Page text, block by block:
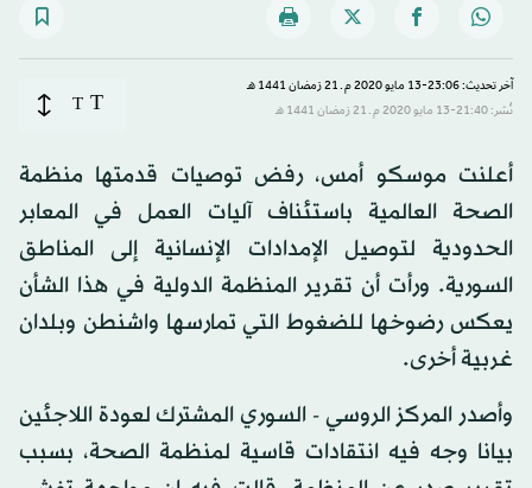
آخر تحديث: 23:06-13 مايو 2020 م ـ 21 رَمضان 1441 هـ
نُشر: 21:40-13 مايو 2020 م ـ 21 رَمضان 1441 هـ
T
T
أعلنت موسكو أمس، رفض توصيات قدمتها منظمة
الصحة العالمية باستئناف آليات العمل في المعابر
الحدودية لتوصيل الإمدادات الإنسانية إلى المناطق
السورية. ورأت أن تقرير المنظمة الدولية في هذا الشأن
يعكس رضوخها للضغوط التي تمارسها واشنطن وبلدان
غربية أخرى.
وأصدر المركز الروسي - السوري المشترك لعودة اللاجئين
بيانا وجه فيه انتقادات قاسية لمنظمة الصحة، بسبب